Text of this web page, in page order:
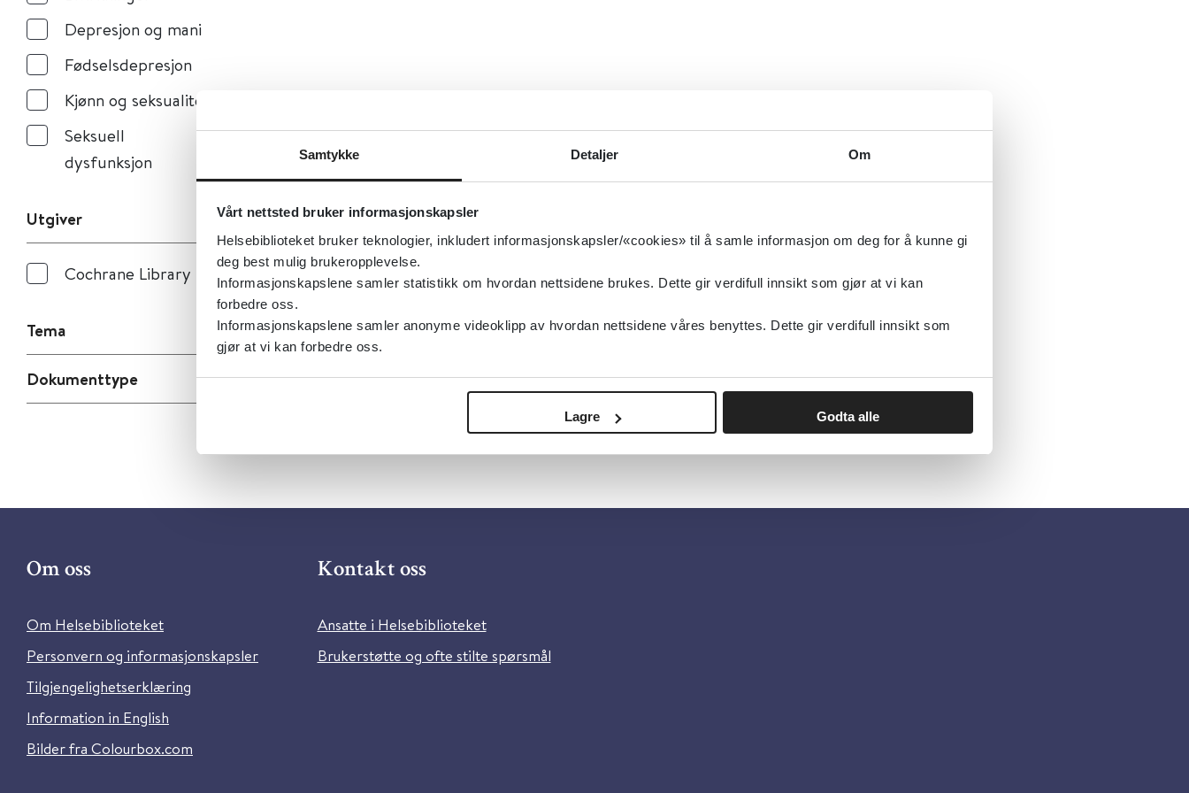
Samtykke Detaljer Om
Vårt nettsted bruker informasjonskapsler
Helsebiblioteket bruker teknologier, inkludert informasjonskapsler/«cookies» til å samle informasjon om deg for å kunne gi
deg best mulig brukeropplevelse.
Informasjonskapslene samler statistikk om hvordan nettsidene brukes. Dette gir verdifull innsikt som gjør at vi kan
forbedre oss.
Informasjonskapslene samler anonyme videoklipp av hvordan nettsidene våres benyttes. Dette gir verdifull innsikt som
gjør at vi kan forbedre oss.
Lagre Godta alle
Depresjon og mani
Fødselsdepresjon
Kjønn og seksualitet
Seksuell
dysfunksjon
Utgiver
Cochrane Library
Tema
Dokumenttype
Om oss
Om Helsebiblioteket
Personvern og informasjonskapsler
Tilgjengelighetserklæring
Information in English
Bilder fra Colourbox.com
Kontakt oss
Ansatte i Helsebiblioteket
Brukerstøtte og ofte stilte spørsmål